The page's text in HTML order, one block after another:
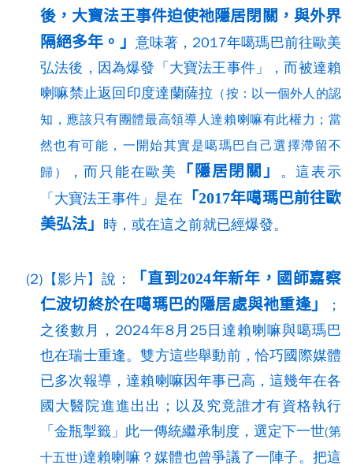
後，大寶法王事件迫使祂隱居閉關，與外界
隔絕多年。」 意味著，2017年噶瑪巴前往歐美
弘法後，因為爆發「大寶法王事件」，而被達賴
喇嘛禁止返回印度達蘭薩拉 （按：以一個外人的認
知，應該只有團體最高領導人達賴喇嘛有此權力；當
然也有可能，一開始其實是噶瑪巴自己選擇滯留不
歸）
，而只能在歐美 「隱居閉關」 。這表示
「大寶法王事件」是在 「2017年噶瑪巴前往歐
美弘法」 時，或在這之前就已經爆發。
(2)【影片】說：
「直到2024年新年，國師嘉察
仁波切終於在噶瑪巴的隱居處與祂重逢」
；
之後數月，2024年8月25日達賴喇嘛與噶瑪巴
也在瑞士重逢。雙方這些舉動前，恰巧國際媒體
已多次報導，達賴喇嘛因年事已高，這幾年在各
國大醫院進進出出；以及究竟誰才有資格執行
「金瓶掣籤」此一傳統繼承制度，選定下一世(第
十五世)達賴喇嘛？媒體也曾爭議了一陣子。把這